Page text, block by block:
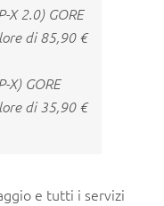
X 2.0) GORE
di 85,90 €
X) GORE
di 35,90 €
e tutti i servizi